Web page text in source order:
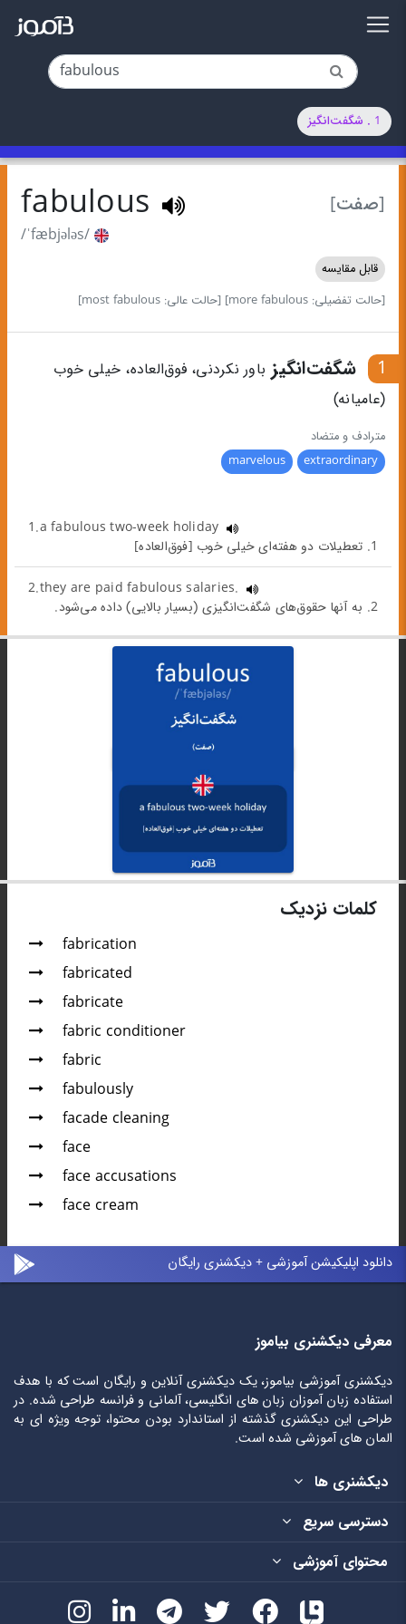
1 . شگفت‌انگیز
[صفت] fabulous
/ˈfæbjələs/
قابل مقایسه
[حالت تفضیلی: more fabulous]
[حالت عالی: most fabulous]
1 شگفت‌انگیز باور نکردنی، فوق‌العاده، خیلی خوب
(عامیانه)
مترادف و متضاد
extraordinary
marvelous
1.a fabulous two-week holiday
1. تعطیلات دو هفته‌ای خیلی خوب [فوق‌العاده]
2.they are paid fabulous salaries.
2. به آنها حقوق‌های شگفت‌انگیزی (بسیار بالایی) داده می‌شود.
کلمات نزدیک
fabrication
fabricated
fabricate
fabric conditioner
fabric
fabulously
facade cleaning
face
face accusations
face cream
دانلود اپلیکیشن آموزشی + دیکشنری رایگان
معرفی دیکشنری بیاموز
دیکشنری آموزشی بیاموز، یک دیکشنری آنلاین و رایگان است که با هدف
استفاده زبان آموزان زبان های انگلیسی، آلمانی و فرانسه طراحی شده. در
طراحی این دیکشنری گذشته از استاندارد بودن محتوا، توجه ویژه ای به
المان های آموزشی شده است.
دیکشنری ها
دسترسی سریع
محتوای آموزشی